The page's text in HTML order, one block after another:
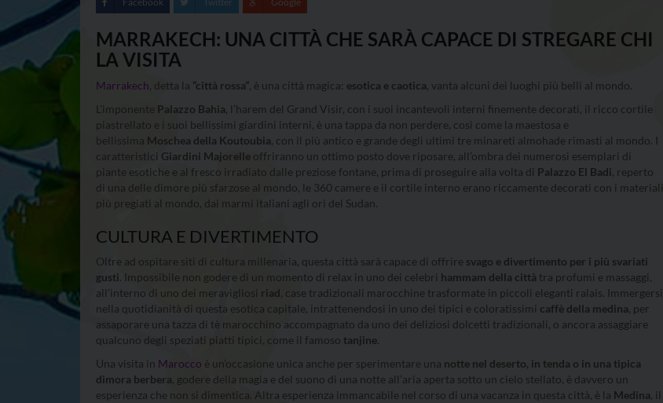
MARRAKECH: UNA CITTÀ CHE SARÀ CAPACE DI STREGARE CHI
LA VISITA
Marrakech , detta la “città rossa”, è una città magica: esotica e caotica, vanta alcuni dei luoghi più belli al mondo.
L’imponente Palazzo Bahia, l’harem del Grand Visir, con i suoi incantevoli interni finemente decorati, il ricco cortile
piastrellato e i suoi bellissimi giardini interni, è una tappa da non perdere, così come la maestosa e
bellissima Moschea della Koutoubia, con il più antico e grande degli ultimi tre minareti almohade rimasti al mondo. I
caratteristici Giardini Majorelle offriranno un ottimo posto dove riposare, all’ombra dei numerosi esemplari di
piante esotiche e al fresco irradiato dalle preziose fontane, prima di proseguire alla volta di Palazzo El Badi, reperto
di una delle dimore più sfarzose al mondo, le 360 camere e il cortile interno erano riccamente decorati con i materiali
più pregiati al mondo, dai marmi italiani agli ori del Sudan.
CULTURA E DIVERTIMENTO
Oltre ad ospitare siti di cultura millenaria, questa città sarà capace di offrire svago e divertimento per i più svariati
gusti. Impossibile non godere di un momento di relax in uno dei celebri hammam della città tra profumi e massaggi,
all’interno di uno dei meravigliosi riad , case tradizionali marocchine trasformate in piccoli eleganti ralais. Immergersi
nella quotidianità di questa esotica capitale, intrattenendosi in uno dei tipici e coloratissimi caffè della medina, per
assaporare una tazza di tè marocchino accompagnato da uno dei deliziosi dolcetti tradizionali, o ancora assaggiare
qualcuno degli speziati piatti tipici, come il famoso tanjine.
Una visita in Marocco è un’occasione unica anche per sperimentare una notte nel deserto, in tenda o in una tipica
dimora berbera , godere della magia e del suono di una notte all’aria aperta sotto un cielo stellato, è davvero un
esperienza che non si dimentica. Altra esperienza immancabile nel corso di una vacanza in questa città, è la Medina, il